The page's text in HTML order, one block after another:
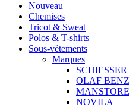
Nouveau
Chemises
Tricot & Sweat
Polos & T-shirts
Sous-vêtements
Marques
SCHIESSER
OLAF BENZ
MANSTORE
NOVILA